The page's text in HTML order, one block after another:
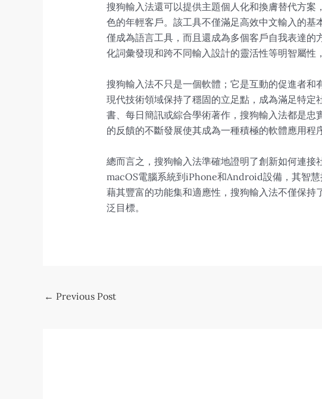
搜狗輸入法還可以提供主題個人化和換膚替代方
色的年輕客戶。該工具不僅滿足高效中文輸入的
僅成為語言工具，而且還成為多個客戶自我表達
化詞彙發現和跨不同輸入設計的靈活性等明智屬性
搜狗輸入法不只是一個軟體；它是互動的促進者
現代技術領域保持了穩固的立足點，成為滿足特
書、每日簡訊或綜合學術著作，搜狗輸入法都是
的反饋的不斷發展使其成為一種積極的軟體應用程
總而言之，搜狗輸入法準確地證明了創新如何連
macOS電腦系統到iPhone和Android設備，其智
藉其豐富的功能集和適應性，搜狗輸入法不僅保
泛目標。
Post
← Previous Post